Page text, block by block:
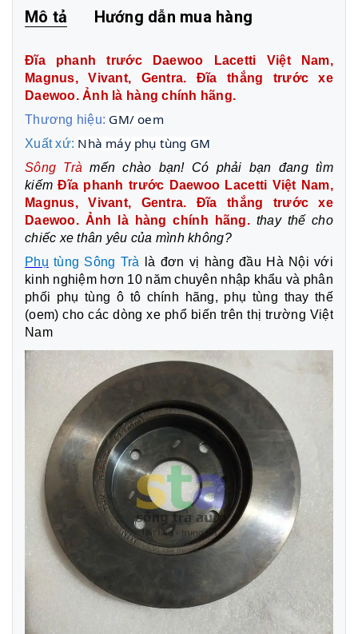
Mô tả Hướng dẫn mua hàng
Đĩa phanh trước Daewoo Lacetti Việt Nam,
Magnus, Vivant, Gentra. Đĩa thắng trước xe
Daewoo. Ảnh là hàng chính hãng.
Thương hiệu: GM/ oem
Xuất xứ: Nhà máy phụ tùng GM
Sông Tràmến chào bạn! Có phải bạn đang tìm
kiếmĐĩa phanh trước Daewoo Lacetti Việt Nam,
Magnus, Vivant, Gentra. Đĩa thắng trước xe
Daewoo. Ảnh là hàng chính hãng. thay thế cho
chiếc xe thân yêu của mình không?
Phụ tùng Sông Trà
là đơn vị hàng đầu Hà Nội với
kinh nghiệm hơn 10 năm chuyên nhập khẩu và phân
phối phụ tùng ô tô chính hãng, phụ tùng thay thế
(oem) cho các dòng xe phổ biến trên thị trường Việt
Nam